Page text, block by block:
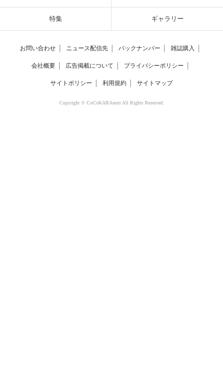
特集 ギャラリー
お問い合わせ ニュース配信先 バックナンバー 雑誌購入
会社概要 広告掲載について プライバシーポリシー
サイトポリシー 利用規約 サイトマップ
Copyright © CoCoKARAnext All Rights Reserved.